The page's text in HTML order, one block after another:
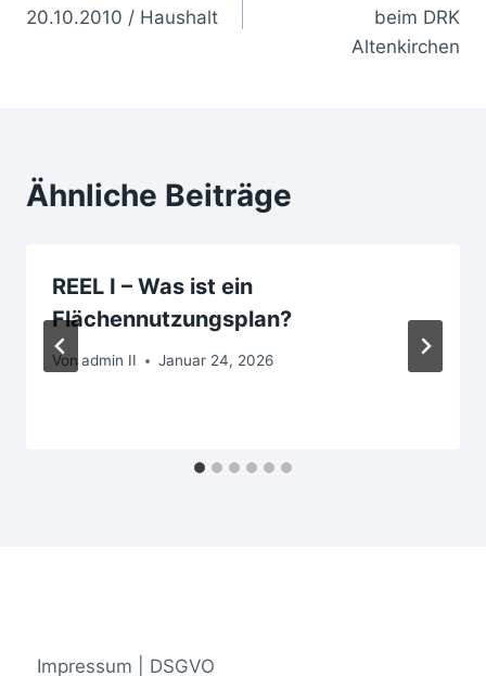
20.10.2010 / Haushalt
beim DRK
Altenkirchen
Ähnliche Beiträge
REEL I – Was ist ein
Flächennutzungsplan?
Von admin II Januar 24, 2026
Impressum | DSGVO